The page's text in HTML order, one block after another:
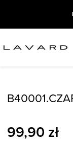
99,90 zł